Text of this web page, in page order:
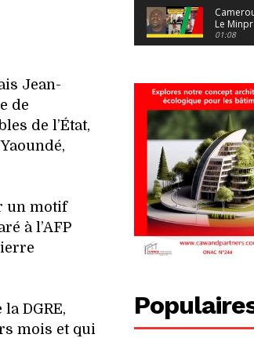
Jean-
de
de l’État,
un motif
à l’AFP
DGRE,
mois et qui
Le
alerte
dérives
01:08
suivra-t-
l’appel
01:14
Douala :
ville à
grandes
pluies
01:02
Échec
Le père
réclame
400 000
pasteur
01:16
L’État
mieux
d’or
01:27
spirituel
mentale
Pénurie
à
mettra-
01:12